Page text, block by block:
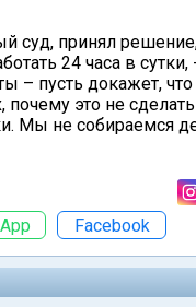
суд, принял
24 часа в
– пусть докажет,
это не
Мы не собираемся
Facebook